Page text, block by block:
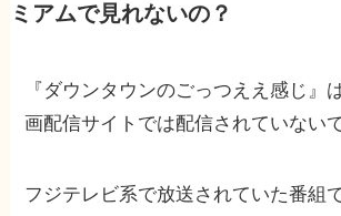
ミアムで見れないの？
『ダウンタウンのごっつええ感じ』
画配信サイトでは配信されていないで
フジテレビ系で放送されていた番組